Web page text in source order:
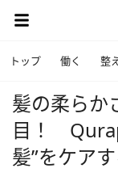
トップ 働く 整
髪の柔らか
目！
髪”をケア